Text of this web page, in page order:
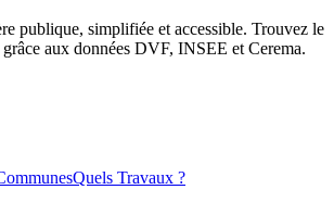
publique, simplifiée et accessible. Trouvez le
aux données DVF, INSEE et Cerema.
Quels Travaux ?